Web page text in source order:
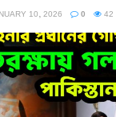
10, 2026 0 42